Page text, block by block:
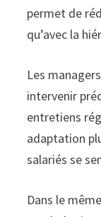
permet de
qu’avec la
Les
intervenir
entretiens
adaptation
salariés se
Dans le